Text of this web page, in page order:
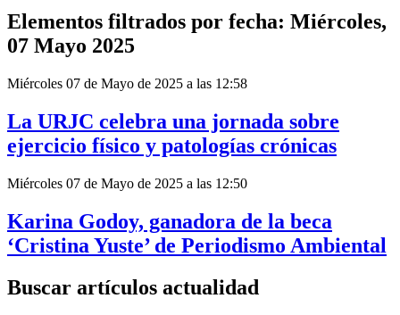
Elementos filtrados por fecha: Miércoles,
07 Mayo 2025
Miércoles 07 de Mayo de 2025 a las 12:58
La URJC celebra una jornada sobre
ejercicio físico y patologías crónicas
Miércoles 07 de Mayo de 2025 a las 12:50
Karina Godoy, ganadora de la beca
‘Cristina Yuste’ de Periodismo Ambiental
Buscar artículos actualidad